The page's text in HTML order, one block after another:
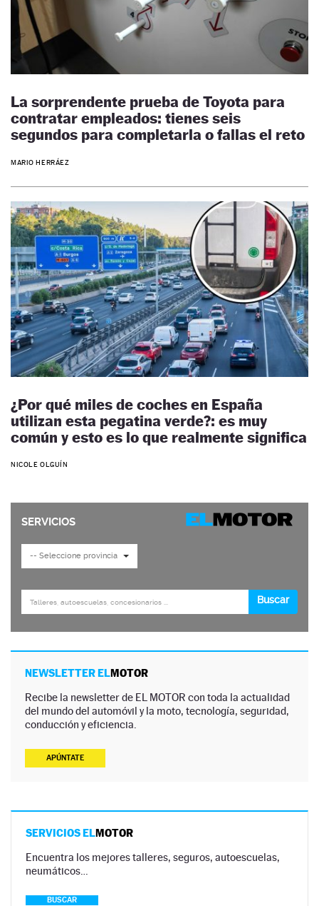
La sorprendente prueba de Toyota para
contratar empleados: tienes seis
segundos para completarla o fallas el reto
MARIO HERRÁEZ
¿Por qué miles de coches en España
utilizan esta pegatina verde?: es muy
común y esto es lo que realmente significa
NICOLE OLGUÍN
NEWSLETTER ELMOTOR
Recibe la newsletter de EL MOTOR con toda la actualidad
del mundo del automóvil y la moto, tecnología, seguridad,
conducción y eficiencia.
APÚNTATE
SERVICIOS ELMOTOR
Encuentra los mejores talleres, seguros, autoescuelas,
neumáticos…
BUSCAR